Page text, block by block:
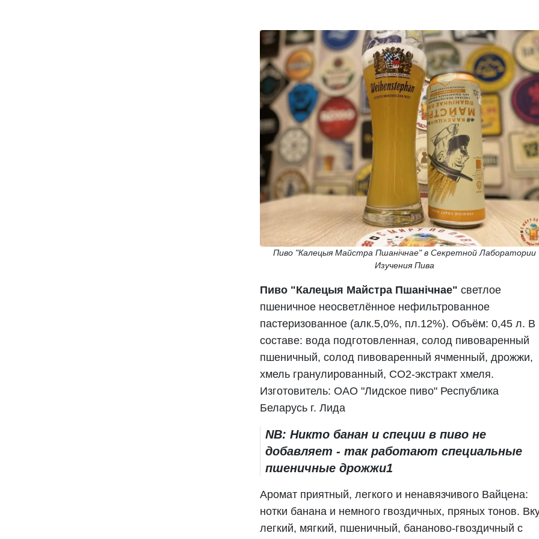
Пиво "Калецыя Майстра Пшанiчнае" в Секретной Лаборатории
Изучения Пива
Пиво "Калецыя Майстра Пшанiчнае" светлое
пшеничное неосветлённое нефильтрованное
пастеризованное (алк.5,0%, пл.12%). Объём: 0,45 л. В
составе: вода подготовленная, солод пивоваренный
пшеничный, солод пивоваренный ячменный, дрожжи,
хмель гранулированный, CO2-экстракт хмеля.
Изготовитель: ОАО "Лидское пиво" Республика
Беларусь г. Лида
NB: Никто банан и специи в пиво не
добавляет - так работают специальные
пшеничные дрожжи1
Аромат приятный, легкого и ненавязчивого Вайцена:
нотки банана и немного гвоздичных, пряных тонов.
легкий, мягкий, пшеничный, бананово-гвоздичный с